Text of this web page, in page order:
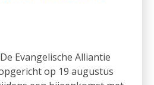
De Evangelische Alliantie
op 19 augustus